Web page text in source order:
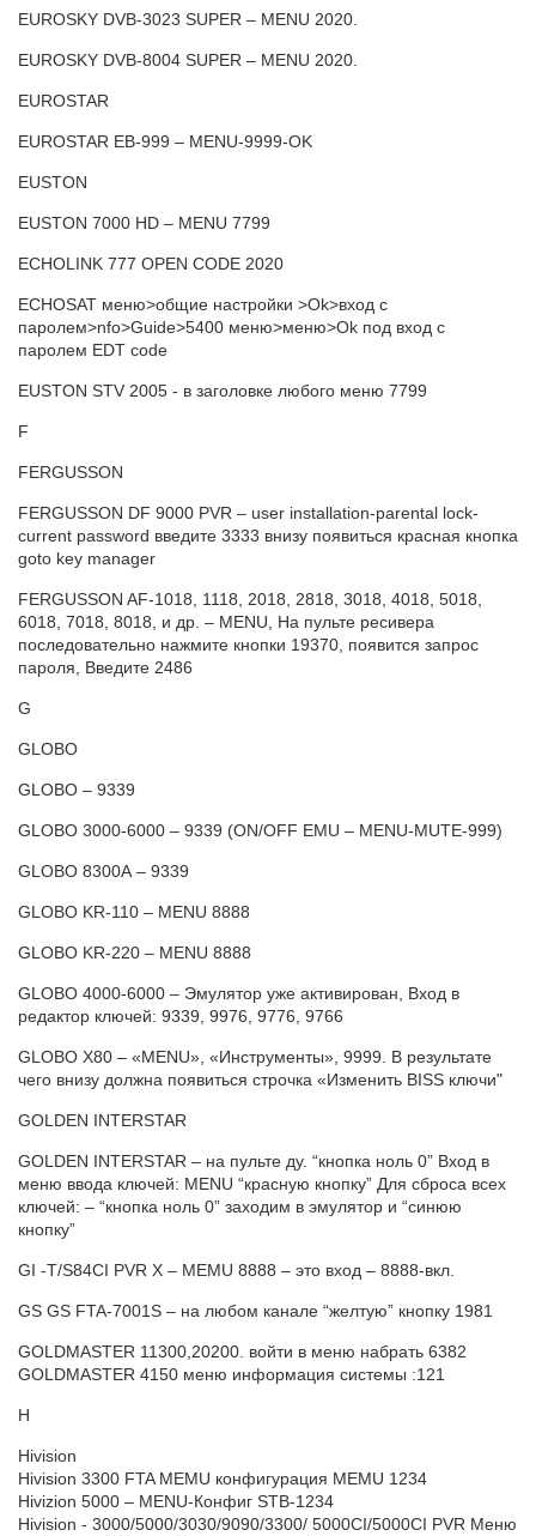
EUROSKY DVB-3023 SUPER – MENU 2020.
EUROSKY DVB-8004 SUPER – MENU 2020.
EUROSTAR
EUROSTAR EB-999 – MENU-9999-OK
EUSTON
EUSTON 7000 HD – MENU 7799
ECHOLINK 777 OPEN CODE 2020
ECHOSAT меню>общие настройки >Ok>вход с
паролем>nfo>Guide>5400 меню>меню>Ok под вход с
паролем EDT code
EUSTON STV 2005 - в заголовке любого меню 7799
F
FERGUSSON
FERGUSSON DF 9000 PVR – user installation-parental lock-
current password введите 3333 внизу появиться красная кнопка
goto key manager
FERGUSSON AF-1018, 1118, 2018, 2818, 3018, 4018, 5018,
6018, 7018, 8018, и др. – MENU, На пульте ресивера
последовательно нажмите кнопки 19370, появится запрос
пароля, Введите 2486
G
GLOBO
GLOBO – 9339
GLOBO 3000-6000 – 9339 (ON/OFF EMU – MENU-MUTE-999)
GLOBO 8300A – 9339
GLOBO KR-110 – MENU 8888
GLOBO KR-220 – MENU 8888
GLOBO 4000-6000 – Эмулятор уже активирован, Вход в
редактор ключей: 9339, 9976, 9776, 9766
GLOBO X80 – «MENU», «Инструменты», 9999. В результате
чего внизу должна появиться строчка «Изменить BISS ключи"
GOLDEN INTERSTAR
GOLDEN INTERSTAR – на пульте ду. “кнопка ноль 0” Вход в
меню ввода ключей: MENU “красную кнопку” Для сброса всех
ключей: – “кнопка ноль 0” заходим в эмулятор и “синюю
кнопку”
GI -T/S84CI PVR X – MEMU 8888 – это вход – 8888-вкл.
GS GS FTA-7001S – на любом канале “желтую” кнопку 1981
GOLDMASTER 11300,20200. войти в меню набрать 6382
GOLDMASTER 4150 меню информация системы :121
H
Hivision
Hivision 3300 FTA MEMU конфигурация MEMU 1234
Hivizion 5000 – MENU-Конфиг STB-1234
Hivision - 3000/5000/3030/9090/3300/ 5000CI/5000CI PVR Меню